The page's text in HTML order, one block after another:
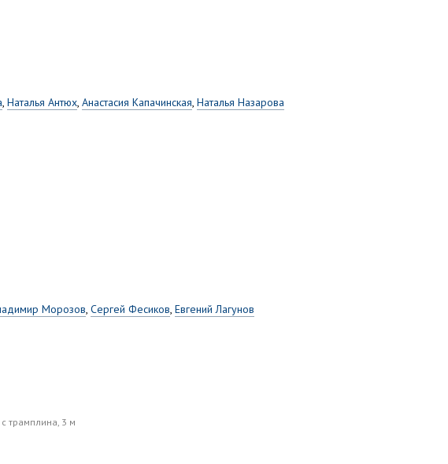
, Наталья Антюх, Анастасия Капачинская, Наталья Назарова
Морозов, Сергей Фесиков, Евгений Лагунов
трамплина, 3 м